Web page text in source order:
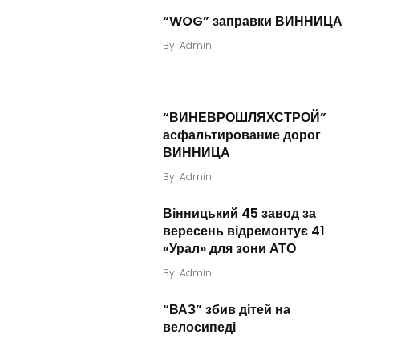
“WOG” заправки ВИННИЦА
By Admin
“ВИНЕВРОШЛЯХСТРОЙ”
асфальтирование дорог
ВИННИЦА
By Admin
Вінницький 45 завод за
вересень відремонтує 41
«Урал» для зони АТО
By Admin
“ВАЗ” збив дітей на
велосипеді